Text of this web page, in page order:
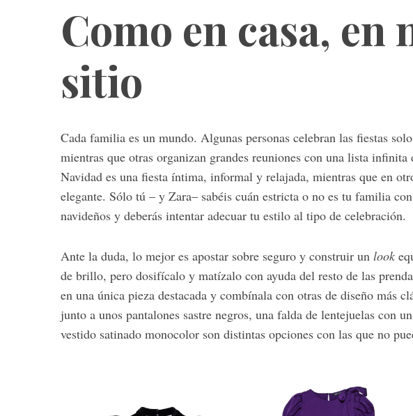
Como en casa, en
sitio
Cada familia es un mundo. Algunas personas celebran las fiestas
mientras que otras organizan grandes reuniones con una lista
Navidad es una fiesta íntima, informal y relajada, mientras que en
elegante. Sólo tú – y Zara– sabéis cuán estricta o no es tu familia
navideños y deberás intentar adecuar tu estilo al tipo de celebración.
Ante la duda, lo mejor es apostar sobre seguro y construir un look
de brillo, pero dosifícalo y matízalo con ayuda del resto de las
en una única pieza destacada y combínala con otras de diseño más
junto a unos pantalones sastre negros, una falda de lentejuelas con
vestido satinado monocolor son distintas opciones con las que no